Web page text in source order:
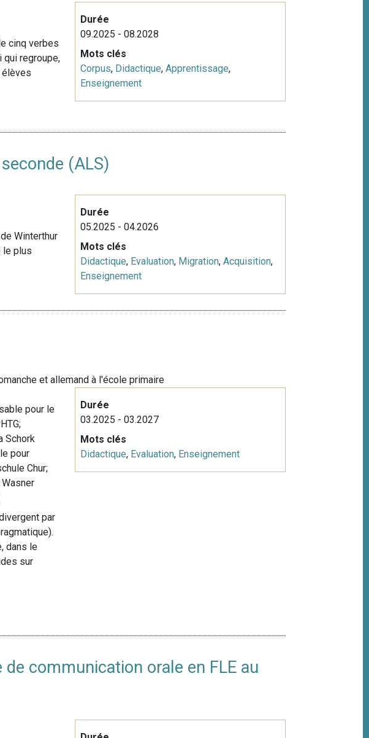
cinq verbes
qui regroupe,
Durée
09.2025 - 08.2028
Mots clés
Corpus, Didactique, Apprentissage,
Enseignement
(ALS)
Winterthur
le plus
Durée
05.2025 - 04.2026
Mots clés
Didactique, Evaluation, Migration, Acquisition,
Enseignement
et allemand à l'école primaire
pour le
Schork
pour
Chur;
par
dans le
sur
Durée
03.2025 - 03.2027
Mots clés
Didactique, Evaluation, Enseignement
communication orale en FLE au